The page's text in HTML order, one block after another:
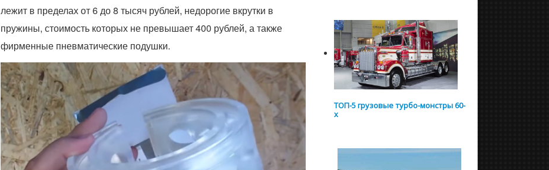
лежит в пределах от 6 до 8 тысяч рублей, недорогие вкрутки в
пружины, стоимость которых не превышает 400 рублей, а также
фирменные пневматические подушки.
ТОП-5 грузовые турбо-монстры 60-
х